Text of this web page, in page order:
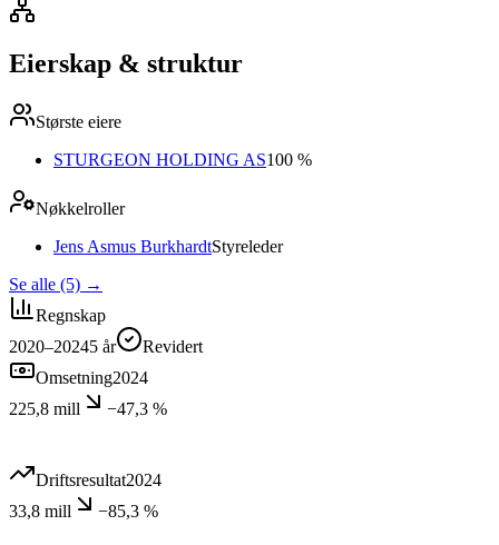
Eierskap & struktur
Største eiere
STURGEON HOLDING AS100 %
Nøkkelroller
Jens Asmus BurkhardtStyreleder
Se alle (5) →
Regnskap
2020–20245 år
Revidert
Omsetning2024
225,8 mill
−47,3 %
Driftsresultat2024
33,8 mill
−85,3 %